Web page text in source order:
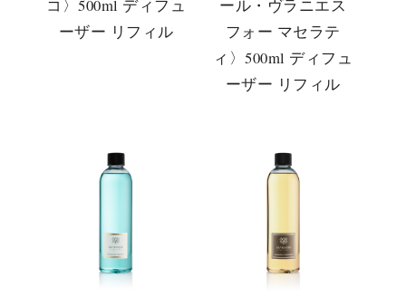
コ〉500ml ディフュ
ーザー リフィル
ール・ヴラニエス
フォー マセラテ
ィ〉500ml ディフュ
ーザー リフィル